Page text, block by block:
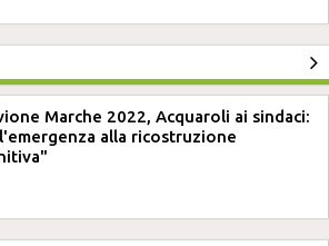
Marche 2022, Acquaroli ai sindaci:
alla ricostruzione